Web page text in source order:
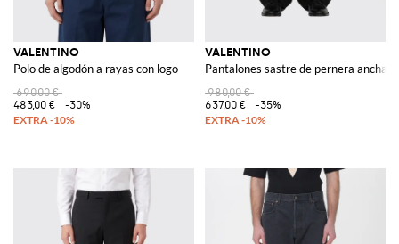
VALENTINO
Polo de algodón a rayas con logo
690,00 €
483,00 €
-30%
VALENTINO
Pantalones sastre de pernera ancha
980,00 €
637,00 €
-35%